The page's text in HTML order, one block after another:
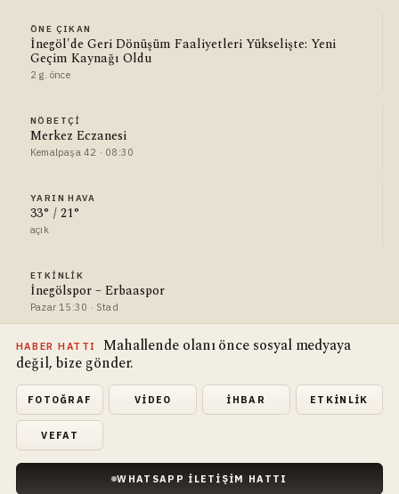
ÖNE ÇIKAN
İnegöl'de Geri Dönüşüm Faaliyetleri Yükselişte: Yeni
Geçim Kaynağı Oldu
2 g. önce
NÖBETÇI
Merkez Eczanesi
Kemalpaşa 42 · 08:30
YARIN HAVA
33° / 21°
açık
ETKINLIK
İnegölspor – Erbaaspor
Pazar 15:30 · Stad
HABER HATTI
Mahallende olanı önce sosyal medyaya
değil, bize gönder.
FOTOĞRAF VIDEO İHBAR ETKINLIK
VEFAT
WHATSAPP İLETIŞIM HATTI